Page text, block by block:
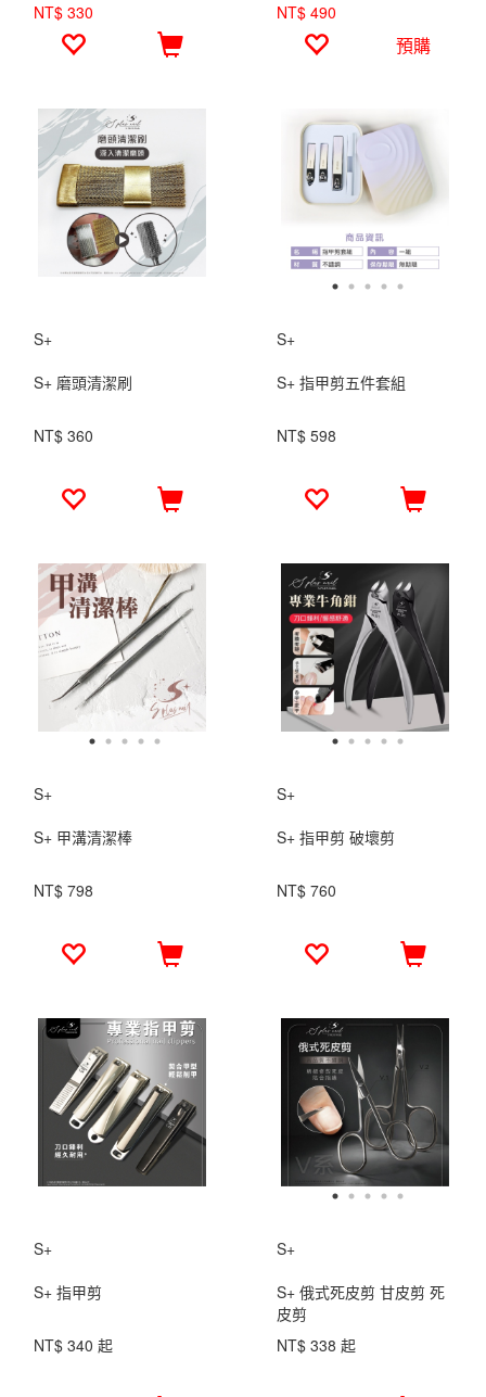
NT$ 330
NT$ 490
預購
S+
S+ 磨頭清潔刷
NT$ 360
S+
S+ 指甲剪五件套組
NT$ 598
S+
S+ 甲溝清潔棒
NT$ 798
S+
S+ 指甲剪 破壞剪
NT$ 760
S+
S+ 指甲剪
NT$ 340 起
S+
S+ 俄式死皮剪 甘皮剪 死
皮剪
NT$ 338 起